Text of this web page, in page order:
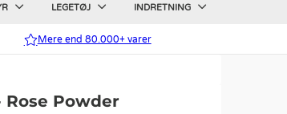
LEGETØJ INDRETNING
Mere end 80.000+ varer
Rose Powder